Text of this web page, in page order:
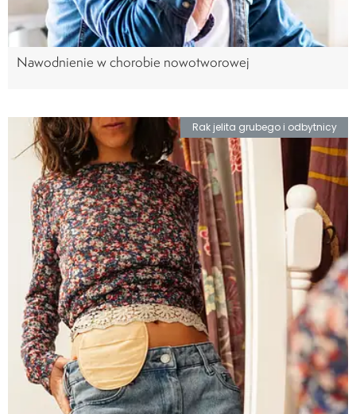
Nawodnienie w chorobie nowotworowej
Rak jelita grubego i odbytnicy